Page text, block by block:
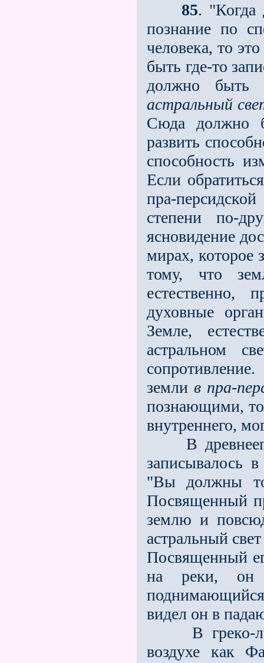
85. "Когда
познание по
человека, то
быть где-то
должно быть
астральный
Сюда должно
развить
способность
Если
пра-
степени по-
ясновидение
мирах, которое
тому, что
естественно,
духовные
Земле,
астральном
земли в пра-
познающими, то
внутреннего,
В
записывалось
"Вы должны
Посвященный
землю и
астральный
Посвященный
на реки, он
видел он в
В греко-
воздухе как